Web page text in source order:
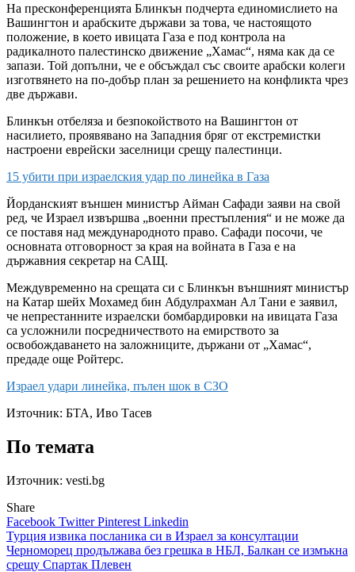
На пресконференцията Блинкън подчерта единомислието на
Вашингтон и арабските държави за това, че настоящото
положение, в което ивицата Газа е под контрола на
радикалното палестинско движение „Хамас“, няма как да се
запази. Той допълни, че е обсъждал със своите арабски колеги
изготвянето на по-добър план за решението на конфликта чрез
две държави.
Блинкън отбеляза и безпокойството на Вашингтон от
насилието, проявявано на Западния бряг от екстремистки
настроени еврейски заселници срещу палестинци.
15 убити при израелския удар по линейка в Газа
Йорданският външен министър Айман Сафади заяви на свой
ред, че Израел извършва „военни престъпления“ и не може да
се поставя над международното право. Сафади посочи, че
основната отговорност за края на войната в Газа е на
държавния секретар на САЩ.
Междувременно на срещата си с Блинкън външният министър
на Катар шейх Мохамед бин Абдулрахман Ал Тани е заявил,
че непрестанните израелски бомбардировки на ивицата Газа
са усложнили посредничеството на емирството за
освобождаването на заложниците, държани от „Хамас“,
предаде още Ройтерс.
Израел удари линейка, пълен шок в СЗО
Източник: БТА, Иво Тасев
По темата
Източник: vesti.bg
Share
Facebook TwitterPinterest Linkedin
Навигация
Турция извика посланика си в Израел за консултации
Черноморец продължава без грешка в НБЛ, Балкан се измъкна
срещу Спартак Плевен